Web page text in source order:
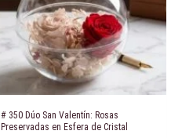
# 350 Dúo San Valentín: Rosas
Preservadas en Esfera de Cristal